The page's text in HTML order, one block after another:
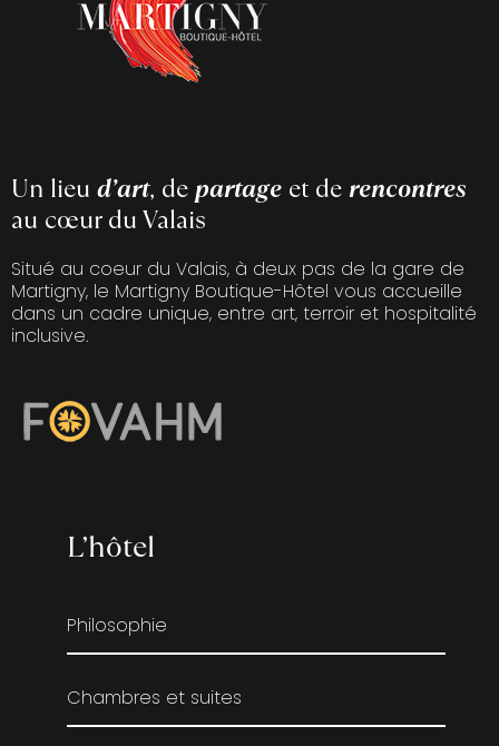
Un lieu d’art, departage et derencontres
au cœur du Valais
Situé au coeur du Valais, à deux pas de la gare de
Martigny, le Martigny Boutique-Hôtel vous accueille
dans un cadre unique, entre art, terroir et hospitalité
inclusive.
L’hôtel
Philosophie
Chambres et suites